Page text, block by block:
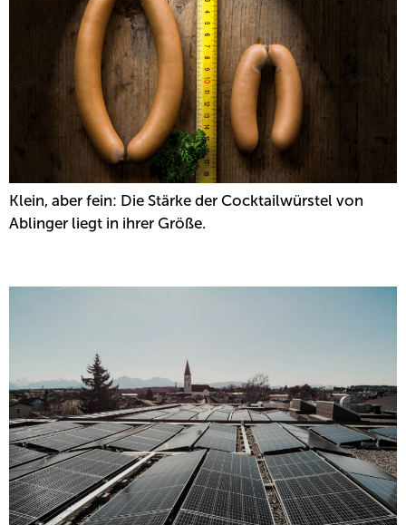
Klein, aber fein: Die Stärke der Cocktailwürstel von
Ablinger liegt in ihrer Größe.